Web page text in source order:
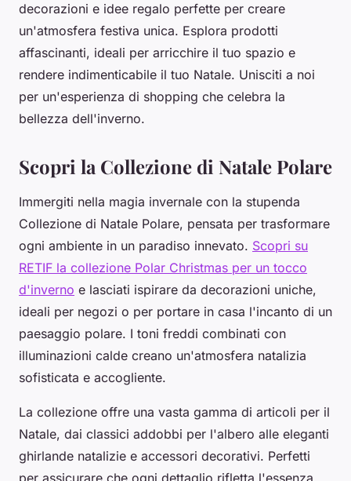
decorazioni e idee regalo perfette per creare
un'atmosfera festiva unica. Esplora prodotti
affascinanti, ideali per arricchire il tuo spazio e
rendere indimenticabile il tuo Natale. Unisciti a noi
per un'esperienza di shopping che celebra la
bellezza dell'inverno.
Scopri la Collezione di Natale Polare
Immergiti nella magia invernale con la stupenda
Collezione di Natale Polare, pensata per trasformare
ogni ambiente in un paradiso innevato. Scopri su
RETIF la collezione Polar Christmas per un tocco
d'inverno e lasciati ispirare da decorazioni uniche,
ideali per negozi o per portare in casa l'incanto di un
paesaggio polare. I toni freddi combinati con
illuminazioni calde creano un'atmosfera natalizia
sofisticata e accogliente.
La collezione offre una vasta gamma di articoli per il
Natale, dai classici addobbi per l'albero alle eleganti
ghirlande natalizie e accessori decorativi. Perfetti